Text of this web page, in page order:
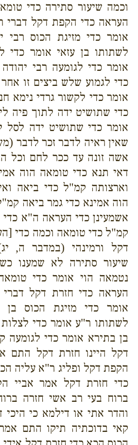
וכמה שיעור סתירה כדי
העראה כדי הקפת דקל דברי
אומר כדי מזיגת הכוס רבי
לשתותו בן עזאי אומר כדי
אומר כדי לגומעה רבי
כדי לגמוע שלש ביצים זו
אומר כדי לקשור גרדי נימא
כדי שתושיט ידה לתוך פיה
אומר כדי שתושיט ידה לסל
שאין ראיה לדבר זכר לדבר
אשה זונה עד ככר לחם וכל
דאי תנא כדי טומאה הוה
וארצותה קמ"ל כדי ביאה
הוה אמינא כדי גמר ביאה
אשמעינן כדי העראה ה"א
קמ"ל כדי טומאה וכמה כדי
דקל ורמינהי (במדבר ה,
שיעור סתירה לא שמענו
נטמאה הוי אומר כדי
העראה כדי חזרת דקל
אומר כדי מזיגת הכוס בן
לשתותו ר"ע אומר כדי לצלות
בן בתירא אומר כדי לגומעה
דקל היינו חזרת דקל התם
הקפת דקל ופליג ר"א עליה
כדי חזרת דקל אמר אביי
ברוח בעי רב אשי חזרה
והדר אתי או דילמא כי היכי
קאי בדוכתיה תיקו התם